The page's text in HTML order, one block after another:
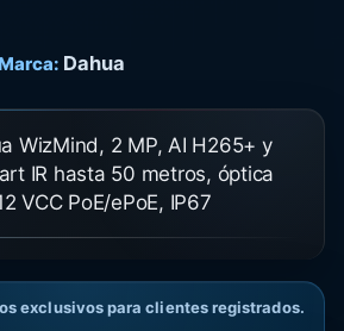
Dahua
WizMind, 2 MP, AI H265+ y
IR hasta 50 metros, óptica
VCC PoE/ePoE, IP67
exclusivos para clientes registrados.